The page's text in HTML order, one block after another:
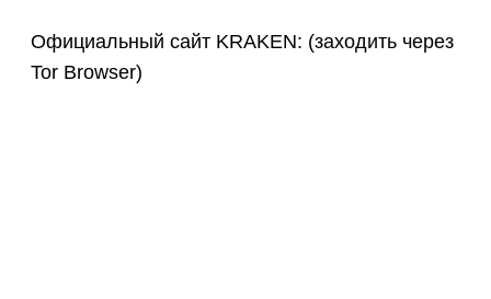
Официальный сайт KRAKEN: (заходить через
Tor Browser)